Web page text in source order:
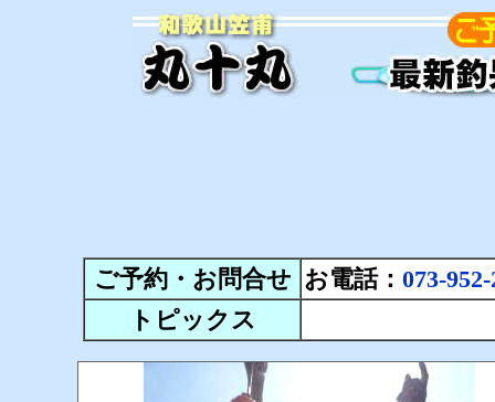
ご予約・お問合せ お電話： 073-
トピックス